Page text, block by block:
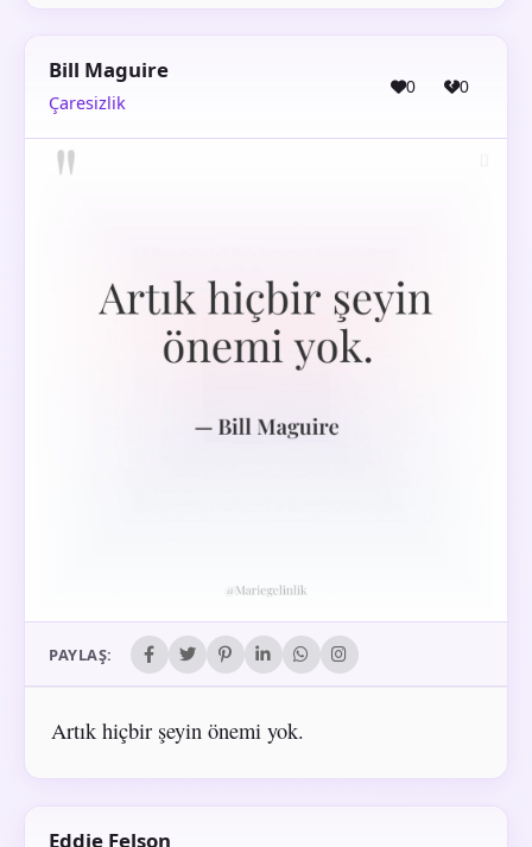
Bill Maguire
Çaresizlik
0 0
PAYLAŞ:
Artık hiçbir şeyin önemi yok.
Eddie Felson